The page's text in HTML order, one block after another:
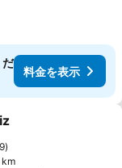
だ
料金を表示
追加
km